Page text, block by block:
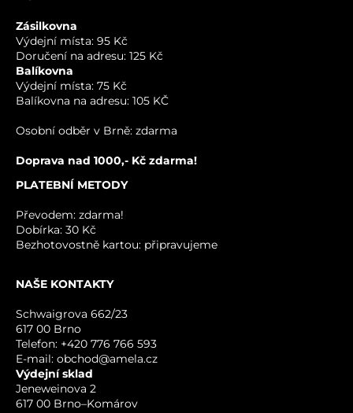
VÁŠ E-MAIL
Zásilkovna
Výdejní místa: 95 Kč
Doručení na adresu: 125 Kč
Balíkovna
Výdejní místa: 75 Kč
Balíkovna na adresu: 105 KČ
Osobní odběr v Brně: zdarma
Doprava nad 1000,- Kč zdarma!
PLATEBNÍ METODY
Převodem: zdarma!
Dobírka: 30 Kč
Bezhotovostně kartou: připravujeme
NAŠE KONTAKTY
Schwaigrova 662/23
617 00 Brno
Telefon: +420 776 766 593
E-mail: obchod@amela.cz
Výdejní sklad
Jeneweinova 2
617 00 Brno–Komárov